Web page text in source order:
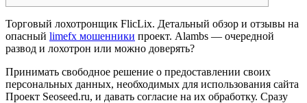
Торговый лохотронщик FlicLix. Детальный обзор и отзывы на
опасный limefx мошенники проект. Alambs — очередной
развод и лохотрон или можно доверять?
Принимать свободное решение о предоставлении своих
персональных данных, необходимых для использования сайта
Проект Seoseed.ru, и давать согласие на их обработку. Сразу